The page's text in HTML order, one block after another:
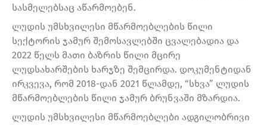
სასმელებსაც აწარმოებენ.
ლუდის უმსხვილესი მწარმოებლების წილი
სექტორის ჯამურ შემოსავლებში ცვალებადია და
2022 წელს მათი ბაზრის წილი მცირე
ლუდსახარშების ხარჯზე შემცირდა. დოკუმენტიდან
ირკვევა, რომ 2018-დან 2021 წლამდე, “სხვა” ლუდის
მწარმოებლების წილი ჯამურ ბრუნვაში მზარდია.
ლუდის უმსხვილესი მწარმოებლები ადგილობრივი